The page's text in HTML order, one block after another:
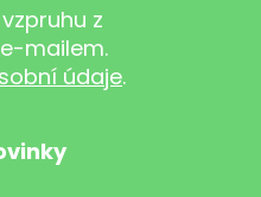
z
mailem.
údaje.